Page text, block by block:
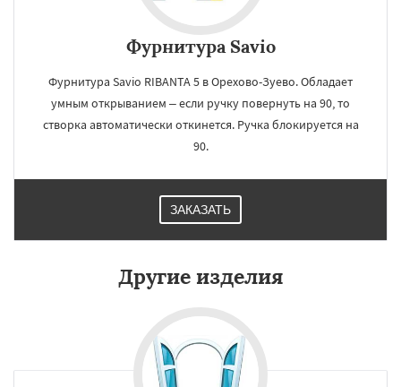
Фурнитура Savio
Фурнитура Savio RIBANTA 5 в Орехово-Зуево. Обладает
умным открыванием – если ручку повернуть на 90, то
створка автоматически откинется. Ручка блокируется на
90.
ЗАКАЗАТЬ
Другие изделия